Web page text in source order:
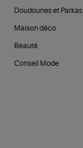
Doudounes et Parkas
Maison déco
Beauté
Conseil Mode